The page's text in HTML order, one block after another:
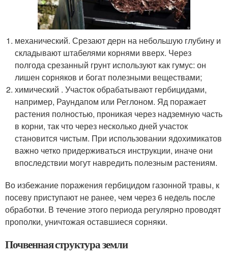
механический. Срезают дерн на небольшую глубину и
складывают штабелями корнями вверх. Через
полгода срезанный грунт используют как гумус: он
лишен сорняков и богат полезными веществами;
химический . Участок обрабатывают гербицидами,
например, Раундапом или Реглоном. Яд поражает
растения полностью, проникая через надземную часть
в корни, так что через несколько дней участок
становится чистым. При использовании ядохимикатов
важно четко придерживаться инструкции, иначе они
впоследствии могут навредить полезным растениям.
Во избежание поражения гербицидом газонной травы, к
посеву приступают не ранее, чем через 6 недель после
обработки. В течение этого периода регулярно проводят
прополки, уничтожая оставшиеся сорняки.
Почвенная структура земли